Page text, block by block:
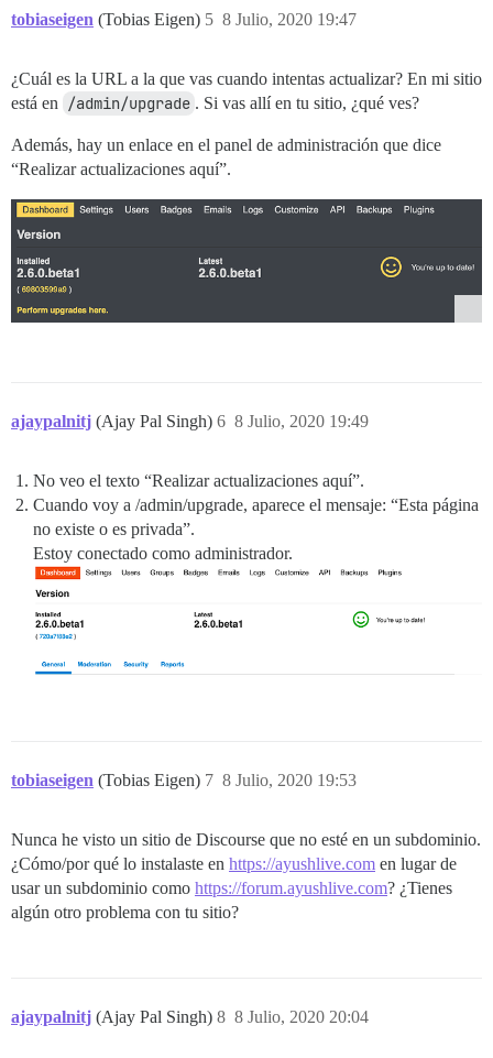
tobiaseigen (Tobias Eigen) 8 Julio, 2020 19:47
5
¿Cuál es la URL a la que vas cuando intentas actualizar? En mi sitio
está en
/admin/upgrade . Si vas allí en tu sitio, ¿qué ves?
Además, hay un enlace en el panel de administración que dice
“Realizar actualizaciones aquí”.
ajaypalnitj (Ajay Pal Singh) 8 Julio, 2020 19:49
6
No veo el texto “Realizar actualizaciones aquí”.
Cuando voy a /admin/upgrade, aparece el mensaje: “Esta página
no existe o es privada”.
Estoy conectado como administrador.
tobiaseigen (Tobias Eigen) 8 Julio, 2020 19:53
7
Nunca he visto un sitio de Discourse que no esté en un subdominio.
¿Cómo/por qué lo instalaste en https://ayushlive.com en lugar de
usar un subdominio como https://forum.ayushlive.com? ¿Tienes
algún otro problema con tu sitio?
ajaypalnitj (Ajay Pal Singh) 8 Julio, 2020 20:04
8